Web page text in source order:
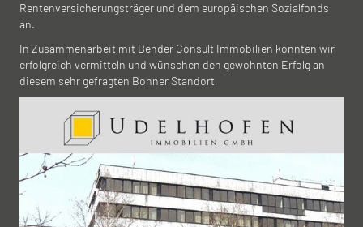
Rentenversicherungsträger und dem europäischen Sozialfonds
an.
In Zusammenarbeit mit Bender Consult Immobilien konnten wir
erfolgreich vermitteln und wünschen den gewohnten Erfolg an
diesem sehr gefragten Bonner Standort.